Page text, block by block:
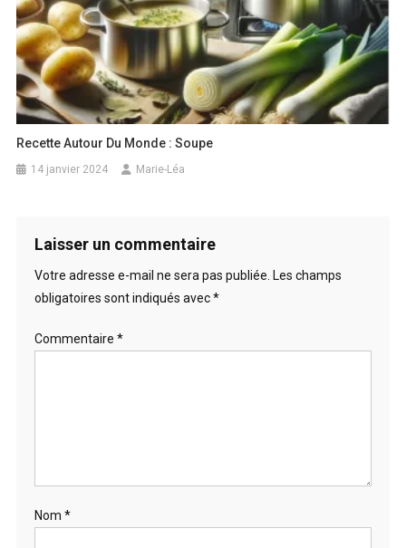
Recette Autour Du Monde : Soupe
14 janvier 2024 Marie-Léa
Laisser un commentaire
Votre adresse e-mail ne sera pas publiée. Les champs
obligatoires sont indiqués avec*
Commentaire *
Nom *